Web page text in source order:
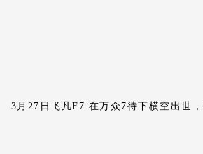
3月27日飞凡F7 在万众7待下横空出世，